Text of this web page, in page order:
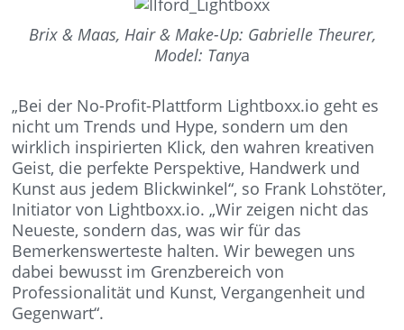
Brix & Maas, Hair & Make-Up: Gabrielle Theurer,
Model: Tanya
„Bei der No-Profit-Plattform Lightboxx.io geht es
nicht um Trends und Hype, sondern um den
wirklich inspirierten Klick, den wahren kreativen
Geist, die perfekte Perspektive, Handwerk und
Kunst aus jedem Blickwinkel“, so Frank Lohstöter,
Initiator von Lightboxx.io. „Wir zeigen nicht das
Neueste, sondern das, was wir für das
Bemerkenswerteste halten. Wir bewegen uns
dabei bewusst im Grenzbereich von
Professionalität und Kunst, Vergangenheit und
Gegenwart“.